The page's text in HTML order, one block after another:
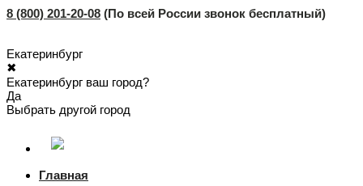
8 (800) 201-20-08 (По всей России звонок бесплатный)
Екатеринбург
✖
Екатеринбург ваш город?
Да
Выбрать другой город
Главная